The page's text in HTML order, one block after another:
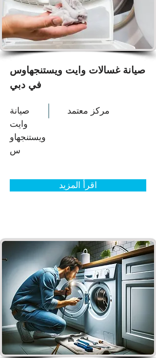
صيانة غسالات وايت ويستنجهاوس
في دبي
صيانة
وايت
ويستنجهاو
س
مركز معتمد
اقرأ المزيد